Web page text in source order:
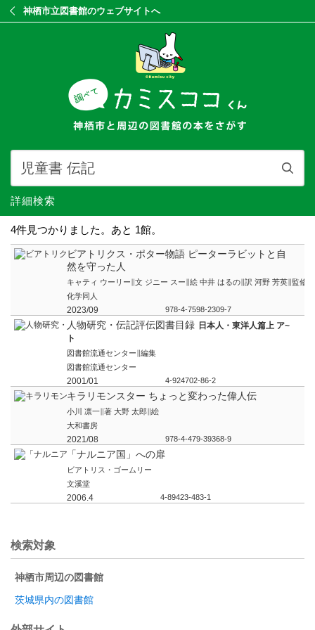
神栖市立図書館のウェブサイトへ
詳細検索
4件見つかりました。あと 1館。
ビアトリクス・ポター物語 ピーターラビットと自
然を守った人
キャティ ウーリー∥文 ジニー スー∥絵 中井 はるの∥訳 河野 芳英∥監修
化学同人
2023/09 978-4-7598-2309-7
人物研究・伝記評伝図書目録 日本人・東洋人篇上 ア~
ト
図書館流通センター∥編集
図書館流通センター
2001/01 4-924702-86-2
キラリモンスター ちょっと変わった偉人伝
小川 凛一∥著 大野 太郎∥絵
大和書房
2021/08 978-4-479-39368-9
「ナルニア国」への扉
ビアトリス・ゴームリー
文溪堂
2006.4 4-89423-483-1
検索対象
神栖市周辺の図書館
茨城県内の図書館